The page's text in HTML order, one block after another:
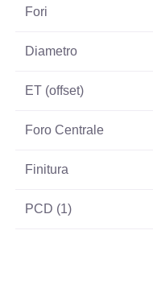
Fori
Diametro
ET (offset)
Foro Centrale
Finitura
PCD (1)